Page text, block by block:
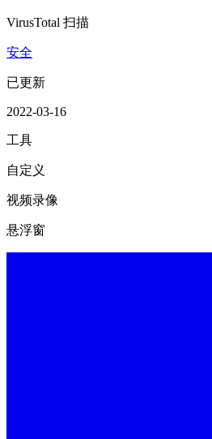
VirusTotal 扫描
安全
已更新
2022-03-16
工具
自定义
视频录像
悬浮窗